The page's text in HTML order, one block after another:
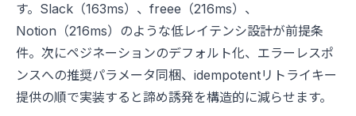
す。Slack（163ms）、freee（216ms）、
Notion（216ms）のような低レイテンシ設計が前提条
件。次にペジネーションのデフォルト化、エラーレスポ
ンスへの推奨パラメータ同梱、idempotentリトライキー
提供の順で実装すると諦め誘発を構造的に減らせます。